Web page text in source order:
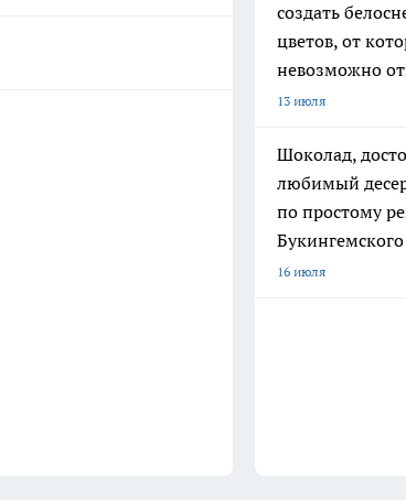
создать
цветов, от
невозможно
13 июля
Шоколад,
любимый
по простому
16 июля